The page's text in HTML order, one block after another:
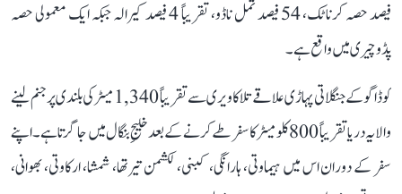
فیصد حصہ کرناٹک، 54 فیصد تمل ناڈو، تقریباً 4 فیصد کیرالہ جبکہ ایک معمولی حصہ
پڈوچیری میں واقع ہے۔
کوڈاگو کے جنگلاتی پہاڑی علاقے تلاکاویری سے تقریباً 1,340 میٹر کی بلندی پر جنم لینے
والا یہ دریا تقریباً 800 کلومیٹر کا سفر طے کرنے کے بعد خلیجِ بنگال میں جا گرتا ہے۔ اپنے
سفر کے دوران اس میں ہیماوتی، ہارانگی، کبنی، لکشمن تیرتھا، شمشا، ارکاوتی، بھوانی،